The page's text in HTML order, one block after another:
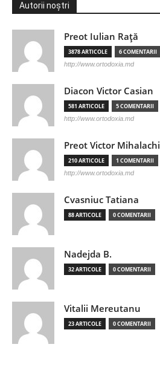
Autorii noștri
Preot Iulian Raţă
3878 ARTICOLE 6 COMENTARII
http://www.ortodoxia.md
Diacon Victor Casian
581 ARTICOLE 5 COMENTARII
http://www.ortodoxia.md
Preot Victor Mihalachi
210 ARTICOLE 1 COMENTARII
http://www.ortodoxia.md
Cvasniuc Tatiana
88 ARTICOLE 0 COMENTARII
Nadejda B.
32 ARTICOLE 0 COMENTARII
Vitalii Mereutanu
23 ARTICOLE 0 COMENTARII